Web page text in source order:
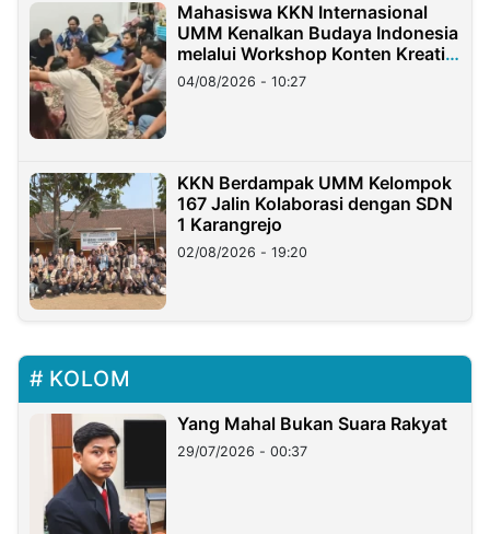
Mahasiswa KKN Internasional
UMM Kenalkan Budaya Indonesia
melalui Workshop Konten Kreatif
di Taiwan
04/08/2026 - 10:27
KKN Berdampak UMM Kelompok
167 Jalin Kolaborasi dengan SDN
1 Karangrejo
02/08/2026 - 19:20
KOLOM
Yang Mahal Bukan Suara Rakyat
29/07/2026 - 00:37